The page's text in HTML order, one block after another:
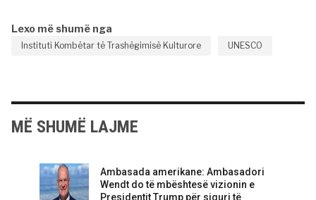
Lexo më shumë nga
Instituti Kombëtar të Trashëgimisë Kulturore UNESCO
MË SHUMË LAJME
Ambasada amerikane: Ambasadori
Wendt do të mbështesë vizionin e
Presidentit Trump për siguri të